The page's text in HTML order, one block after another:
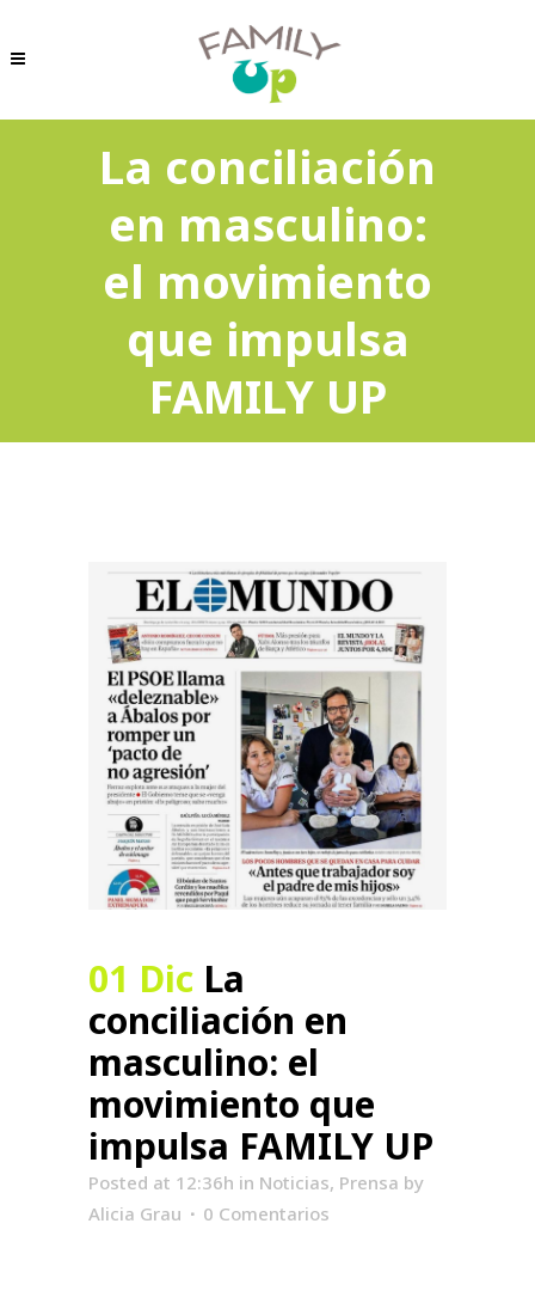
La conciliación
en masculino:
el movimiento
que impulsa
FAMILY UP
01 Dic La
conciliación en
masculino: el
movimiento que
impulsa FAMILY UP
Posted at 12:36h in Noticias, Prensa by
Alicia Grau
0 Comentarios